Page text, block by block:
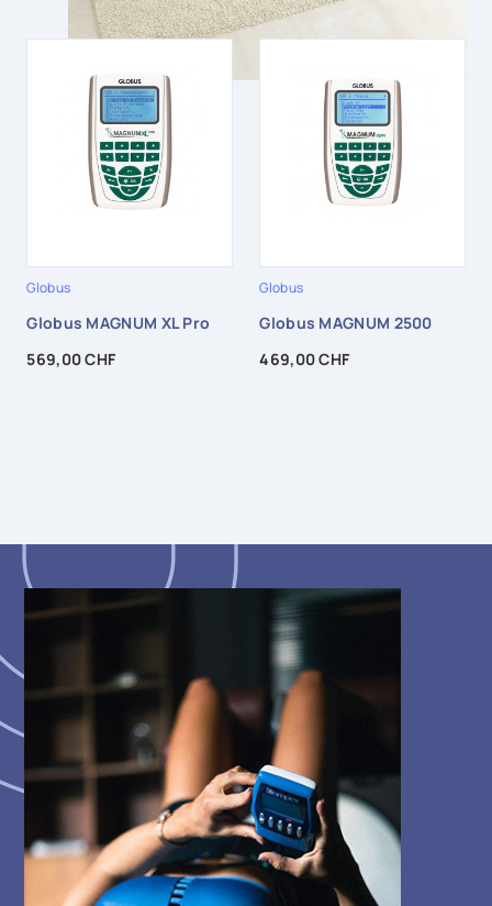
Globus
Globus MAGNUM XL Pro
Prix
569,00 CHF
Globus
Globus MAGNUM 2500
Prix
469,00 CHF